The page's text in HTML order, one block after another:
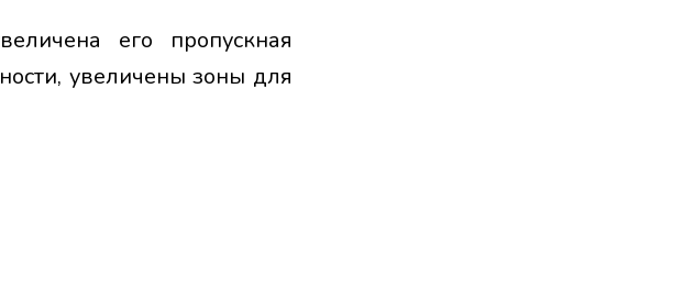
его пропускная
увеличены зоны для